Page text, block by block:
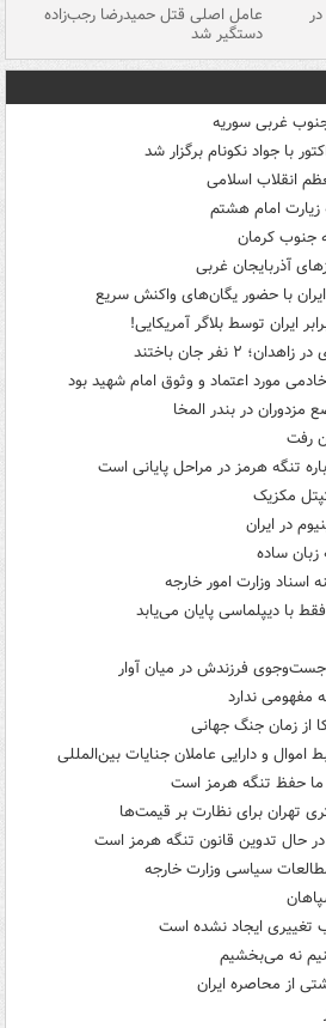
عامل اصلی قتل حمیدرضا رجب‌زاده
دستگیر شد
غربی سوریه
با جواد نکونام برگزار شد
انقلاب اسلامی
زیارت امام هشتم
جنوب کرمان
ایران با حضور یگان‌های واکنش سریع
ایران توسط بلاگر آمریکایی!
نفر جان باختند
مورد اعتماد و وثوق امام شهید بود
مزدوران در بندر المخا
رفت
تنگه هرمز در مراحل پایانی است
مکزیک
در ایران
زبان ساده
اسناد وزارت امور خارجه
با دیپلماسی پایان می‌یابد
جست‌وجوی فرزندش در میان آوار
مفهومی ندارد
از زمان جنگ جهانی
و دارایی عاملان جنایات بین‌المللی
حفظ تنگه هرمز است
تهران برای نظارت بر قیمت‌ها
حال تدوین قانون تنگه هرمز است
سیاسی وزارت خارجه
تغییری ایجاد نشده است
نه می‌بخشیم
از محاصره ایران